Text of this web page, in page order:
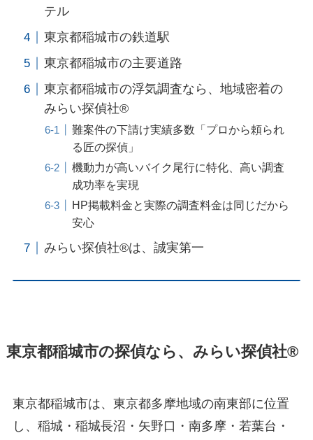
テル
東京都稲城市の鉄道駅
東京都稲城市の主要道路
東京都稲城市の浮気調査なら、地域密着の
みらい探偵社®︎
難案件の下請け実績多数「プロから頼られ
る匠の探偵」
機動力が高いバイク尾行に特化、高い調査
成功率を実現
HP掲載料金と実際の調査料金は同じだから
安心
みらい探偵社®︎は、誠実第一
東京都稲城市の探偵なら、みらい探偵社®︎
東京都稲城市は、東京都多摩地域の南東部に位置
し、稲城・稲城長沼・矢野口・南多摩・若葉台・